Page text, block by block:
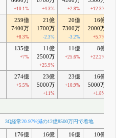
+10.1% +4.3% +2.8% +12.3%
259億
7400万
+8.3%
21億
1700万
-2.3%
20億
7300万
-3.2%
16億
2000万
+5.7%
135億
+7%
11億
2500万
+25.9%
11億
+25.6%
8億
+22.2%
274億
+5.5%
23億
5000万
+11%
23億
+10.9%
16億
5000万
+1.8%
3Q経常20.97%減の12億8500万円で着地
176億
16億
16億
10億